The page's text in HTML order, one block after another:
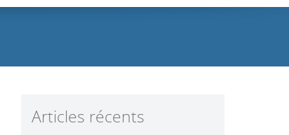
Articles récents